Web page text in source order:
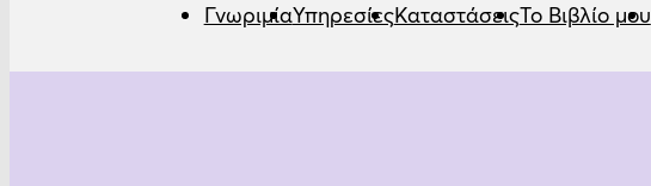
ΓνωριμίαΥπηρεσίεςΚαταστάσειςΤο Βιβλίο μου